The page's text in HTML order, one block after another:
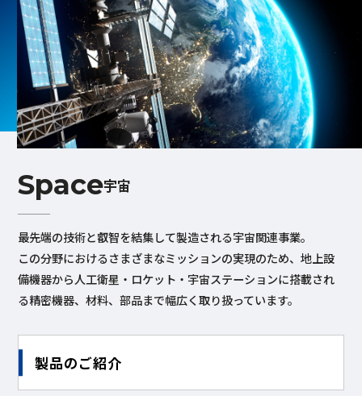
Space宇宙
最先端の技術と叡智を結集して製造される宇宙関連事業。
この分野におけるさまざまなミッションの実現のため、地上設
備機器から人工衛星・ロケット・宇宙ステーションに搭載され
る精密機器、材料、部品まで幅広く取り扱っています。
製品のご紹介